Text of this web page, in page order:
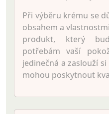
Při výběru krému se
obsahem a
produkt, který
potřebám vaší
jedinečná a zaslouží
mohou poskytnout